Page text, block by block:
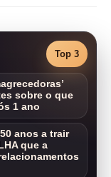
Top 3
sobre o que
1 ano
anos a trair
que a